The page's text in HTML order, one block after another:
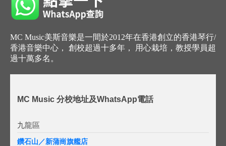
MC Music美斯音樂是一間於2012年在香港創立的香港琴行/
香港音樂中心， 創校超過十多年， 用心栽培，教授學員超
過十萬多名。
MC Music 分校地址及WhatsApp電話
九龍區
鑽石山／新蒲崗旗艦店